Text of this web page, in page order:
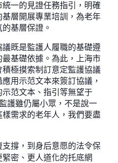
一的見證任務指引，明確
層開展專業培訓，為老年
基層保證。
既是監護人履職的基礎遵
基礎依據。為此，上海市
極摸索制訂意定監護協議
用示范文本來簽訂協議，
范文本、指引等無望于
護雖仍屬小眾，不是說一
需求的老年人，我們要盡
支撐，到身后意愿的法令保
密、更人道化的托底網